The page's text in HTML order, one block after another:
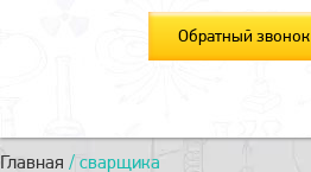
Обратный звонок
Главная / сварщика